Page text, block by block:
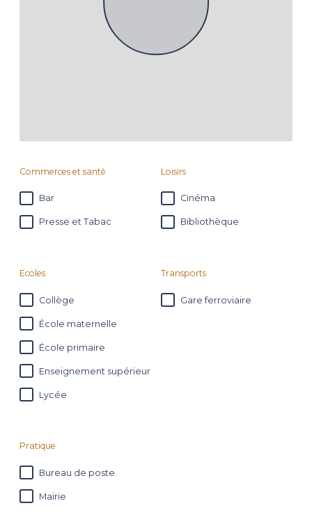
Commerces et santé
Bar
Presse et Tabac
Loisirs
Cinéma
Bibliothèque
Ecoles
Collège
École maternelle
École primaire
Enseignement supérieur
Lycée
Transports
Gare ferroviaire
Pratique
Bureau de poste
Mairie